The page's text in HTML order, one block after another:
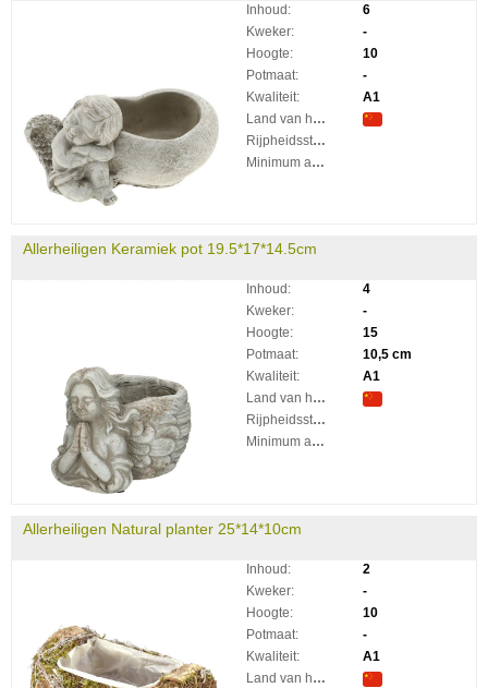
Inhoud:
6
Kweker:
-
Hoogte:
10
Potmaat:
-
Kwaliteit:
A1
Land van herkomst:
Rijpheidsstadium:
Minimum aantal takken per plant:
Allerheiligen Keramiek pot 19.5*17*14.5cm
Inhoud:
4
Kweker:
-
Hoogte:
15
Potmaat:
10,5 cm
Kwaliteit:
A1
Land van herkomst:
Rijpheidsstadium:
Minimum aantal takken per plant:
Allerheiligen Natural planter 25*14*10cm
Inhoud:
2
Kweker:
-
Hoogte:
10
Potmaat:
-
Kwaliteit:
A1
Land van herkomst: